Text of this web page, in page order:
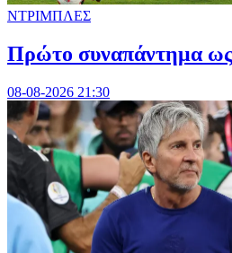
ΝΤΡΙΜΠΛΕΣ
Πρώτο συναπάντημα
08-08-2026 21:30